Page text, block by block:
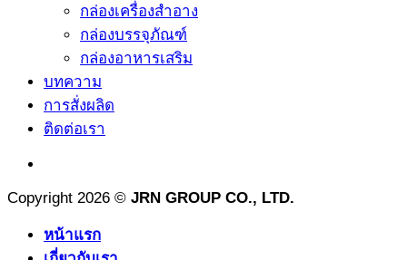
กล่องเครื่องสำอาง
กล่องบรรจุภัณฑ์
กล่องอาหารเสริม
บทความ
การสั่งผลิด
ติดต่อเรา
Copyright 2026 © JRN GROUP CO., LTD.
หน้าแรก